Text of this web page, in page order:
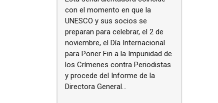
con el momento en que la
UNESCO y sus socios se
preparan para celebrar, el 2 de
noviembre, el Día Internacional
para Poner Fin a la Impunidad de
los Crímenes contra Periodistas
y procede del Informe de la
Directora General...